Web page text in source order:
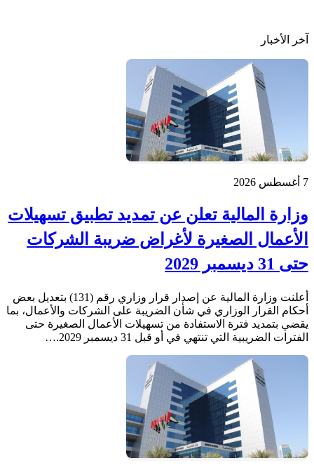
آخر الأخبار
7 أغسطس 2026
وزارة المالية تعلن عن تمديد تطبيق تسهيلات
الأعمال الصغيرة لأغراض ضريبة الشركات
حتى 31 ديسمبر 2029
أعلنت وزارة المالية عن إصدار قرار وزاري رقم (131) بتعديل بعض
أحكام القرار الوزاري في شأن الضريبة على الشركات والأعمال، بما
يقضي بتمديد فترة الاستفادة من تسهيلات الأعمال الصغيرة حتى
الفترات الضريبية التي تنتهي في أو قبل 31 ديسمبر 2029.…